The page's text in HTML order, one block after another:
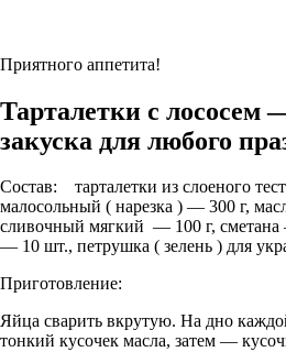
Приятного аппетита!
Тарталетки с лососем
закуска для любого
Состав: тарталетки из слоеного
малосольный ( нарезка ) — 300 г,
сливочный мягкий — 100 г, сметана
— 10 шт., петрушка ( зелень ) для
Приготовление:
Яйца сварить вкрутую. На дно
тонкий кусочек масла, затем —